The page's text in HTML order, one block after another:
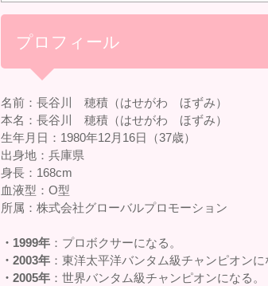
プロフィール
名前：長谷川 穂積（はせがわ ほずみ）
本名：長谷川 穂積（はせがわ ほずみ）
生年月日：1980年12月16日（37歳）
出身地：兵庫県
身長：168cm
血液型：O型
所属：株式会社グローバルプロモーション
・1999年 ：プロボクサーになる。
・2003年 ：東洋太平洋バンタム級チャンピオンに
・2005年 ：世界バンタム級チャンピオンになる。